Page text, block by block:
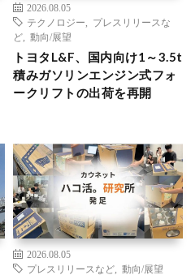
2026.08.05
テクノロジー
プレスリリースな
ど
動向/展望
トヨタL&F、国内向け1～3.5t
積みガソリンエンジン式フォ
ークリフトの出荷を再開
2026.08.05
プレスリリースなど
動向/展望